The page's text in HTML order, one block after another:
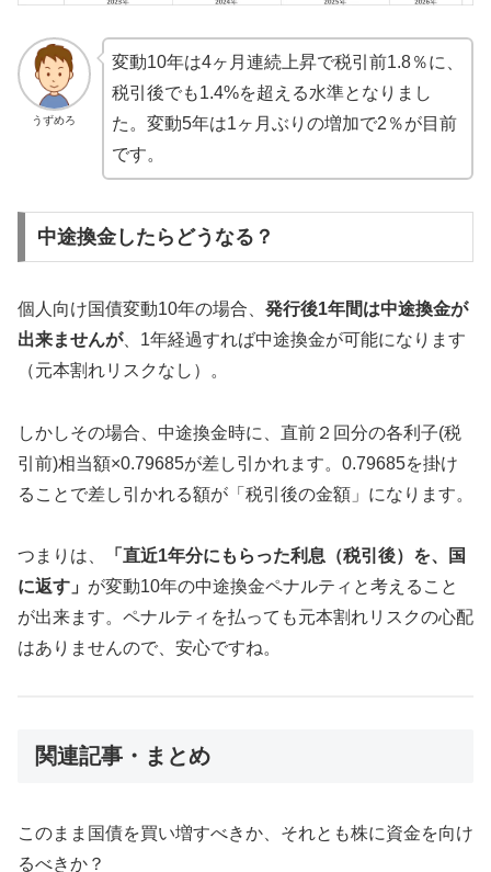
うずめろ
変動10年は4ヶ月連続上昇で税引前1.8％に、
税引後でも1.4%を超える水準となりまし
た。変動5年は1ヶ月ぶりの増加で2％が目前
です。
中途換金したらどうなる？
個人向け国債変動10年の場合、 発行後1年間は中途換金が
出来ませんが、1年経過すれば中途換金が可能になります
（元本割れリスクなし）。
しかしその場合、中途換金時に、直前２回分の各利子(税
引前)相当額×0.79685が差し引かれます。0.79685を掛け
ることで差し引かれる額が「税引後の金額」になります。
つまりは、
「直近1年分にもらった利息（税引後）を、国
に返す」 が変動10年の中途換金ペナルティと考えること
が出来ます。ペナルティを払っても元本割れリスクの心配
はありませんので、安心ですね。
関連記事・まとめ
このまま国債を買い増すべきか、それとも株に資金を向け
るべきか？